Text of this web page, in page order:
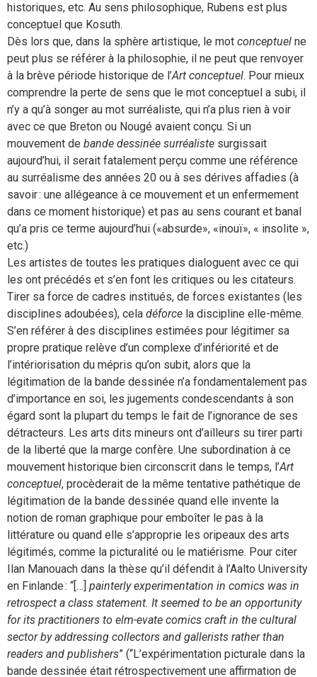
historiques, etc. Au sens philosophique, Rubens est plus
conceptuel que Kosuth.
Dès lors que, dans la sphère artistique, le mot conceptuel ne
peut plus se référer à la philosophie, il ne peut que renvoyer
à la brève période historique de l’Art conceptuel. Pour mieux
comprendre la perte de sens que le mot conceptuel a subi, il
n’y a qu’à songer au mot surréaliste, qui n’a plus rien à voir
avec ce que Breton ou Nougé avaient conçu. Si un
mouvement de bande dessinée surréaliste surgissait
aujourd’hui, il serait fatalement perçu comme une référence
au surréalisme des années 20 ou à ses dérives affadies (à
savoir : une allégeance à ce mouvement et un enfermement
dans ce moment historique) et pas au sens courant et banal
qu’a pris ce terme aujourd’hui («absurde», «inouï», « insolite »,
etc.)
Les artistes de toutes les pratiques dialoguent avec ce qui
les ont précédés et s’en font les critiques ou les citateurs.
Tirer sa force de cadres institués, de forces existantes (les
disciplines adoubées), cela déforce la discipline elle-même.
S’en référer à des disciplines estimées pour légitimer sa
propre pratique relève d’un complexe d’infériorité et de
l’intériorisation du mépris qu’on subit, alors que la
légitimation de la bande dessinée n’a fondamentalement pas
d’importance en soi, les jugements condescendants à son
égard sont la plupart du temps le fait de l’ignorance de ses
détracteurs. Les arts dits mineurs ont d’ailleurs su tirer parti
de la liberté que la marge confère. Une subordination à ce
mouvement historique bien circonscrit dans le temps, l’Art
conceptuel, procèderait de la même tentative pathétique de
légitimation de la bande dessinée quand elle invente la
notion de roman graphique pour emboîter le pas à la
littérature ou quand elle s’approprie les oripeaux des arts
légitimés, comme la picturalité ou le matiérisme. Pour citer
Ilan Manouach dans la thèse qu’il défendit à l’Aalto University
en Finlande : “[…] painterly experimentation in comics was in
retrospect a class statement. It seemed to be an opportunity
for its practitioners to elm-evate comics craft in the cultural
sector by addressing collectors and gallerists rather than
readers and publishers” (“L’expérimentation picturale dans la
bande dessinée était rétrospectivement une affirmation de